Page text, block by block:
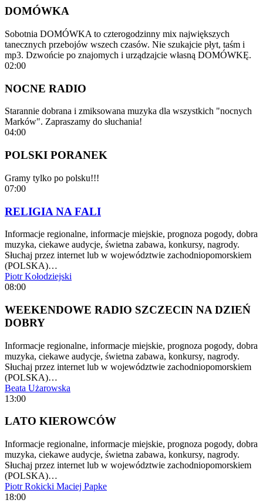
DOMÓWKA
Sobotnia DOMÓWKA to czterogodzinny mix największych
tanecznych przebojów wszech czasów. Nie szukajcie płyt, taśm i
mp3. Dzwońcie po znajomych i urządzajcie własną DOMÓWKĘ.
02:00
NOCNE RADIO
Starannie dobrana i zmiksowana muzyka dla wszystkich "nocnych
Marków". Zapraszamy do słuchania!
04:00
POLSKI PORANEK
Gramy tylko po polsku!!!
07:00
RELIGIA NA FALI
Informacje regionalne, informacje miejskie, prognoza pogody, dobra
muzyka, ciekawe audycje, świetna zabawa, konkursy, nagrody.
Słuchaj przez internet lub w województwie zachodniopomorskiem
(POLSKA)…
Piotr Kołodziejski
08:00
WEEKENDOWE RADIO SZCZECIN NA DZIEŃ
DOBRY
Informacje regionalne, informacje miejskie, prognoza pogody, dobra
muzyka, ciekawe audycje, świetna zabawa, konkursy, nagrody.
Słuchaj przez internet lub w województwie zachodniopomorskiem
(POLSKA)…
Beata Użarowska
13:00
LATO KIEROWCÓW
Informacje regionalne, informacje miejskie, prognoza pogody, dobra
muzyka, ciekawe audycje, świetna zabawa, konkursy, nagrody.
Słuchaj przez internet lub w województwie zachodniopomorskiem
(POLSKA)…
Piotr Rokicki Maciej Papke
18:00